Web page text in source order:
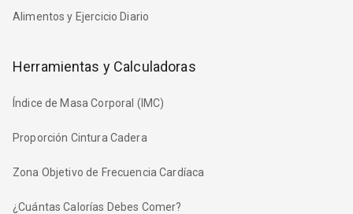
Alimentos y Ejercicio Diario
Herramientas y Calculadoras
Índice de Masa Corporal (IMC)
Proporción Cintura Cadera
Zona Objetivo de Frecuencia Cardíaca
¿Cuántas Calorías Debes Comer?